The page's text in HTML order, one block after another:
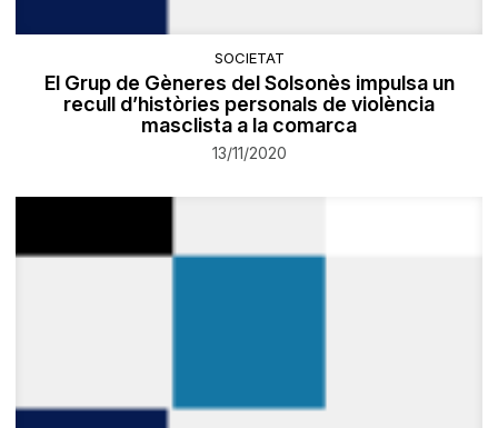
SOCIETAT
​El Grup de Gèneres del Solsonès impulsa un
recull d’històries personals de violència
masclista a la comarca
13/11/2020